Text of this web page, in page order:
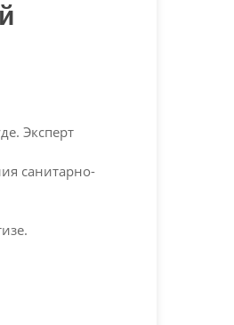
Эксперт
санитарно-